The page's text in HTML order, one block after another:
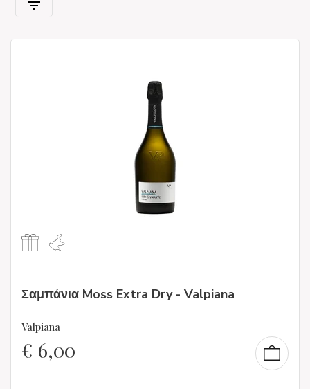
Σαμπάνια Moss Extra Dry - Valpiana
Valpiana
€ 6,00